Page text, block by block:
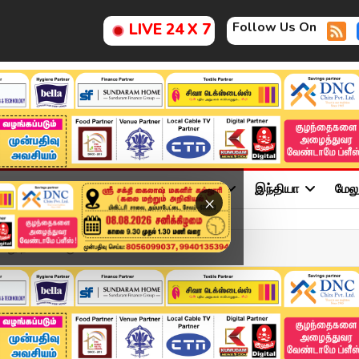
LIVE 24 X 7 Follow Us On
×
சினிமா அரசியல் விளையாட்டு இந்தியா
நாளாக வருமான ...